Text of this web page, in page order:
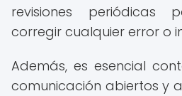
revisiones periódicas
corregir cualquier error o
Además, es esencial
comunicación abiertos y